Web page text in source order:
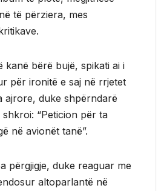
të përziera, mes
kanë bërë bujë, spikati ai i
për ironitë e saj në rrjetet
ajrore, duke shpërndarë
“Peticion për ta
në avionët tanë”.
përgjigje, duke reaguar me
altoparlantë në